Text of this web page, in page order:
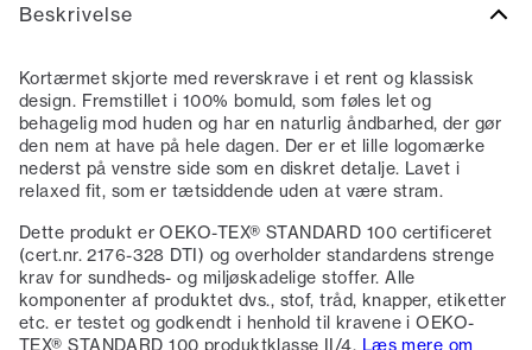
Beskrivelse
Kortærmet skjorte med reverskrave i et rent og klassisk
design. Fremstillet i 100% bomuld, som føles let og
behagelig mod huden og har en naturlig åndbarhed, der gør
den nem at have på hele dagen. Der er et lille logomærke
nederst på venstre side som en diskret detalje. Lavet i
relaxed fit, som er tætsiddende uden at være stram.
Dette produkt er OEKO-TEX® STANDARD 100 certificeret
(cert.nr. 2176-328 DTI) og overholder standardens strenge
krav for sundheds- og miljøskadelige stoffer. Alle
komponenter af produktet dvs., stof, tråd, knapper, etiketter
etc. er testet og godkendt i henhold til kravene i OEKO-
TEX® STANDARD 100 produktklasse II/4. Læs mere om